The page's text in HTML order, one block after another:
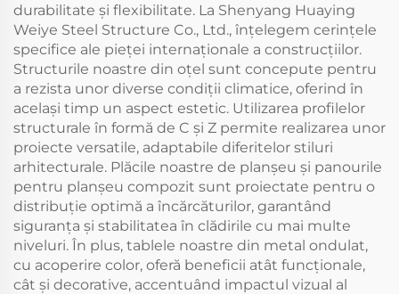
durabilitate și flexibilitate. La Shenyang Huaying
Weiye Steel Structure Co., Ltd., înțelegem cerințele
specifice ale pieței internaționale a construcțiilor.
Structurile noastre din oțel sunt concepute pentru
a rezista unor diverse condiții climatice, oferind în
același timp un aspect estetic. Utilizarea profilelor
structurale în formă de C și Z permite realizarea unor
proiecte versatile, adaptabile diferitelor stiluri
arhitecturale. Plăcile noastre de planșeu și panourile
pentru planșeu compozit sunt proiectate pentru o
distribuție optimă a încărcăturilor, garantând
siguranța și stabilitatea în clădirile cu mai multe
niveluri. În plus, tablele noastre din metal ondulat,
cu acoperire color, oferă beneficii atât funcționale,
cât și decorative, accentuând impactul vizual al